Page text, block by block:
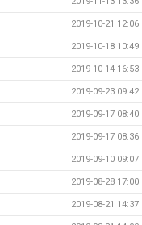
2019-10-21 12:06
2019-10-18 10:49
2019-10-14 16:53
2019-09-23 09:42
2019-09-17 08:40
2019-09-17 08:36
2019-09-10 09:07
2019-08-28 17:00
2019-08-21 14:37